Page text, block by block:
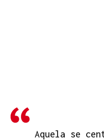
Aquela se